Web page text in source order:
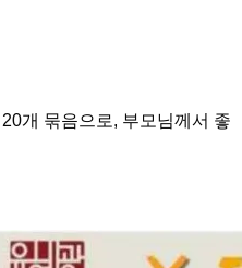
개 묶음으로, 부모님께서 좋